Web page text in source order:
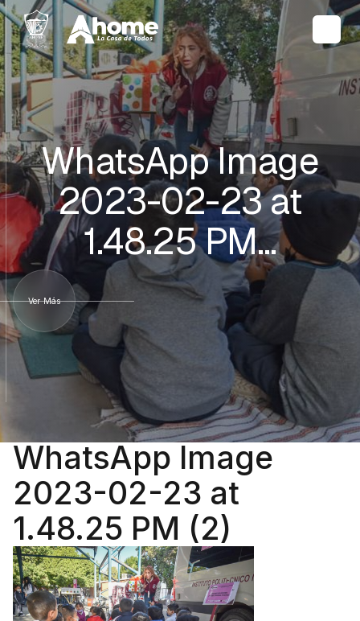
WhatsApp Image
2023-02-23 at
1.48.25 PM…
Ver Más
WhatsApp Image
2023-02-23 at
1.48.25 PM (2)